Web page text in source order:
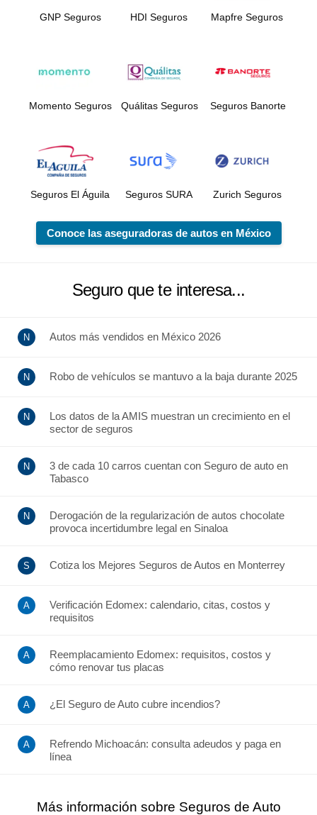
GNP Seguros HDI Seguros Mapfre Seguros
Momento Seguros Quálitas Seguros Seguros Banorte
Seguros El Águila Seguros SURA Zurich Seguros
Conoce las aseguradoras de autos en México
Seguro que te interesa...
Autos más vendidos en México 2026
Robo de vehículos se mantuvo a la baja durante 2025
Los datos de la AMIS muestran un crecimiento en el
sector de seguros
3 de cada 10 carros cuentan con Seguro de auto en
Tabasco
Derogación de la regularización de autos chocolate
provoca incertidumbre legal en Sinaloa
Cotiza los Mejores Seguros de Autos en Monterrey
Verificación Edomex: calendario, citas, costos y
requisitos
Reemplacamiento Edomex: requisitos, costos y
cómo renovar tus placas
¿El Seguro de Auto cubre incendios?
Refrendo Michoacán: consulta adeudos y paga en
línea
Más información sobre Seguros de Auto